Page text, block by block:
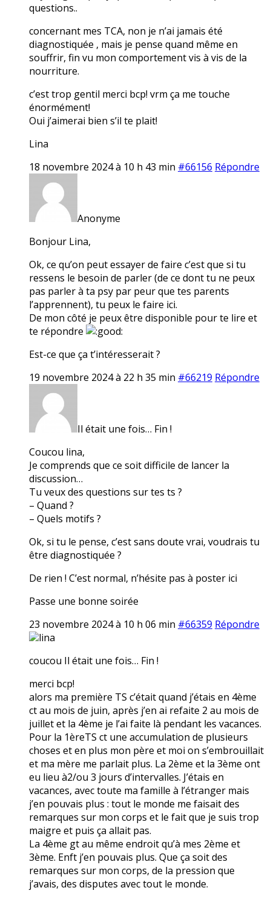
questions..
concernant mes TCA, non je n’ai jamais été
diagnostiquée , mais je pense quand même en
souffrir, fin vu mon comportement vis à vis de la
nourriture.
c’est trop gentil merci bcp! vrm ça me touche
énormément!
Oui j’aimerai bien s’il te plait!
Lina
18 novembre 2024 à 10 h 43 min #66156 Répondre
Anonyme
Bonjour Lina,
Ok, ce qu’on peut essayer de faire c’est que si tu
ressens le besoin de parler (de ce dont tu ne peux
pas parler à ta psy par peur que tes parents
l’apprennent), tu peux le faire ici.
De mon côté je peux être disponible pour te lire et
te répondre
Est-ce que ça t’intéresserait ?
19 novembre 2024 à 22 h 35 min #66219 Répondre
Il était une fois… Fin !
Coucou lina,
Je comprends que ce soit difficile de lancer la
discussion…
Tu veux des questions sur tes ts ?
– Quand ?
– Quels motifs ?
Ok, si tu le pense, c’est sans doute vrai, voudrais tu
être diagnostiquée ?
De rien ! C’est normal, n’hésite pas à poster ici
Passe une bonne soirée
23 novembre 2024 à 10 h 06 min #66359 Répondre
lina
coucou Il était une fois… Fin !
merci bcp!
alors ma première TS c’était quand j’étais en 4ème
ct au mois de juin, après j’en ai refaite 2 au mois de
juillet et la 4ème je l’ai faite là pendant les vacances.
Pour la 1èreTS ct une accumulation de plusieurs
choses et en plus mon père et moi on s’embrouillait
et ma mère me parlait plus. La 2ème et la 3ème ont
eu lieu à2/ou 3 jours d’intervalles. J’étais en
vacances, avec toute ma famille à l’étranger mais
j’en pouvais plus : tout le monde me faisait des
remarques sur mon corps et le fait que je suis trop
maigre et puis ça allait pas.
La 4ème gt au même endroit qu’à mes 2ème et
3ème. Enft j’en pouvais plus. Que ça soit des
remarques sur mon corps, de la pression que
j’avais, des disputes avec tout le monde.